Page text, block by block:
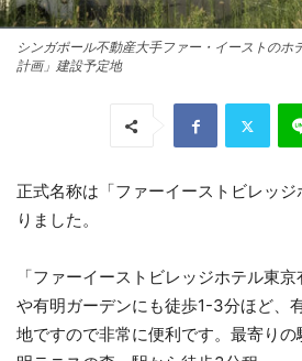
シンガポール不動産大手ファー・イーストのホ
計画」建設予定地
正式名称は「ファーイーストビレッ
りました。
「ファーイーストビレッジホテル東
や有明ガーデンにも徒歩1-3分ほど、
地ですので非常に便利です。最寄り